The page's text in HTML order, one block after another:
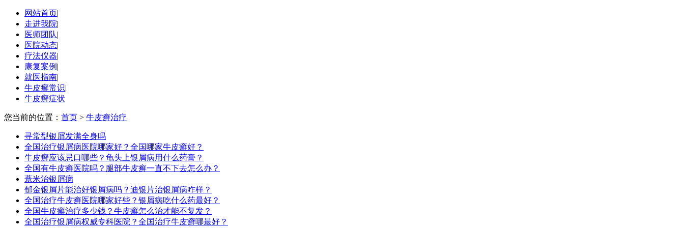
网站首页|
走进我院|
医师团队|
医院动态|
疗法仪器|
康复案例 |
就医指南|
牛皮癣常识|
牛皮癣症状
您当前的位置： 首页 > 牛皮癣治疗
寻常型银屑发满全身吗
全国治疗银屑病医院哪家好？全国哪家牛皮癣好？
牛皮癣应该忌口哪些？龟头上银屑病用什么药膏？
全国有牛皮癣医院吗？腿部牛皮癣一直不下去怎么办？
薏米治银屑病
郁金银屑片能治好银屑病吗？迪银片治银屑病咋样？
全国治疗牛皮癣医院哪家好些？银屑病吃什么药最好？
全国牛皮癣治疗多少钱？牛皮癣怎么治才能不复发？
全国治疗银屑病权威专科医院？全国治疗牛皮癣哪最好？